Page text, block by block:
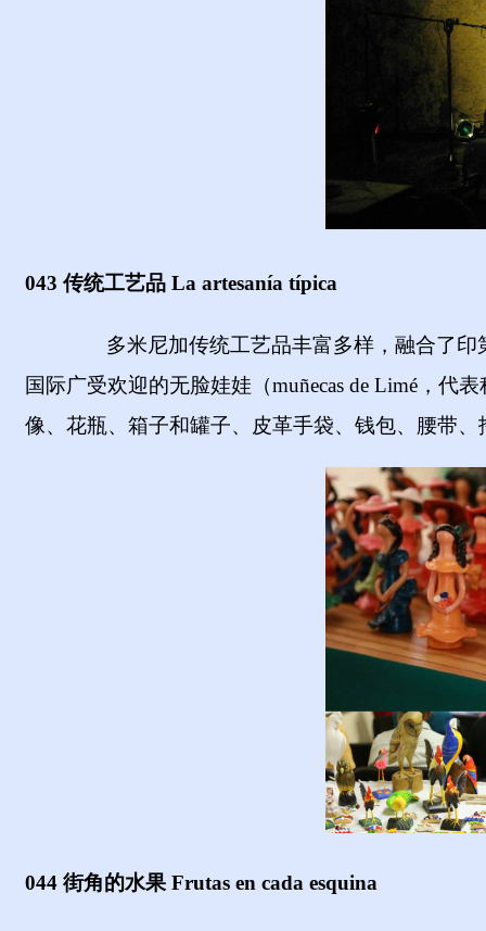
043 传统工艺品 La artesanía típica
多米尼加传统工艺品丰富多样，融合了
国际广受欢迎的无脸娃娃（muñecas de Limé ，代
像、花瓶、箱子和罐子、皮革手袋、钱包、腰带、
044 街角的水果Frutas en cada esquina